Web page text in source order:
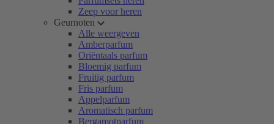
Zeep voor heren
Geurnoten
Alle weergeven
Amberparfum
Oriëntaals parfum
Bloemig parfum
Fruitig parfum
Fris parfum
Appelparfum
Aromatisch parfum
Bergamotparfum